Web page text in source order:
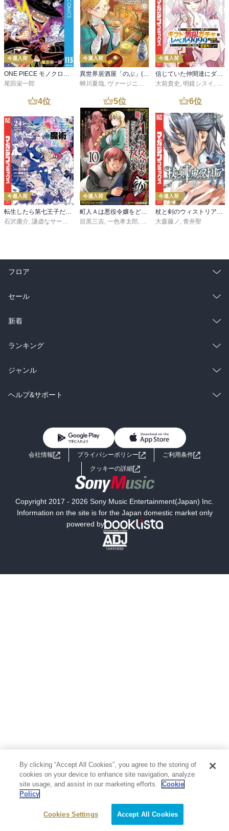
今週入荷
ONE PIECE モノクロ版 115
尾田栄一郎
今週入荷
異世界居酒屋「のぶ」(22)
蝉川夏哉, ヴァージニア二等兵 ,転
今週入荷
信じていた仲間達にダンジョン奥地で殺されかけたがギフト『無限ガチャ』でレベル９９９９の仲間達を手に入れて元パーティーメンバーと世界に復讐＆『ざまぁ！』します！（２３）
大前貴史 , 明鏡シスイ , ｔ
4位
今週入荷
転生したら第七王子だったので、気ままに魔術を極めます（２４）
石沢庸介, 謙虚なサークル メル。
5位
今週入荷
町人Ａは悪役令嬢をどうしても救いたい ～どぶと空と氷の姫君～１０【電子書店共通特典イラスト付】
目黒三吉, 一色孝太郎, Parum
6位
今週入荷
杖と剣のウィストリア（１６）
大森藤ノ , 青井聖
フロア
総合
ラノベ
雑誌・グラビア
BL・TL
セール
総合
ラノベ
雑誌・グラビア
BL・TL
新着
総合
ラノベ
雑誌・グラビア
ランキング
総合
ラノベ
ジャンル
コミック
ライトノベル 男子向けラノベ
小説
海外小説
ミステリー SF
文学
芸術・アート 映画・音楽・演劇
写真集 教養
医学・福祉
ヘルプ&サポート
よくあるご質問 お問い合わせ
会社情報 プライバシーポリシー
ご利用条件
クッキーの詳細
Copyright 2017 - 2026 Sony Music Entertainment(Japan) Inc.
Information on the site is for the Japan domestic market only
powered by
By clicking “Accept All Cookies”, you agree to the storing of
cookies on your device to enhance site navigation, analyze
site usage, and assist in our marketing efforts.
Cookie
Policy
Cookies Settings Accept All Cookies